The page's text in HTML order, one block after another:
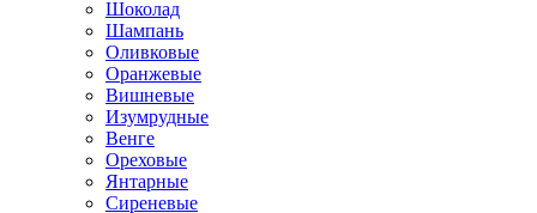
Шоколад
Шампань
Оливковые
Оранжевые
Вишневые
Изумрудные
Венге
Ореховые
Янтарные
Сиреневые